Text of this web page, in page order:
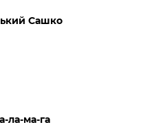
Сашко
ла-ма-га